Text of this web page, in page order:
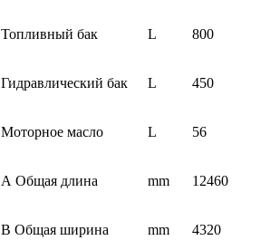
Топливный бак L 800
Гидравлический бак L 450
Моторное масло L 56
A Общая длина mm 12460
B Общая ширина mm 4320